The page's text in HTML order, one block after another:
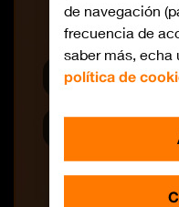
Categoría
de navegación
frecuencia de
saber más, echa
política de